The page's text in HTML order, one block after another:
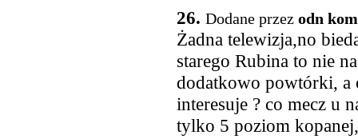
26. Dodane przez odn
Żadna telewizja,no
starego Rubina to nie
dodatkowo powtórki, a
interesuje ? co mecz u
tylko 5 poziom